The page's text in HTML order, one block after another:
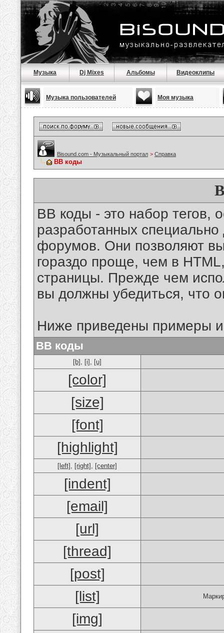
Музыка Dj Mixes Альбомы Видеоклипы
Музыка пользователей Моя музыка
Bisound.com - Музыкальный портал > Справка
BB коды
BB коды - это набор тегов,
разработанных
форумов. Они позволяют
гораздо проще, чем в
страницы. Прежде чем
вы должны убедиться, что
Ниже приведены примеры
BB коды
[b] , [i] , [u]
[color]
[size]
[font]
[highlight]
[left] , [right] , [center]
[indent]
[email]
[url]
[thread]
[post]
[list]
[img]